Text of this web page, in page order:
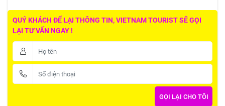
QUÝ KHÁCH ĐỂ LẠI THÔNG TIN, VIETNAM TOURIST SẼ GỌI
LẠI TƯ VẤN NGAY !